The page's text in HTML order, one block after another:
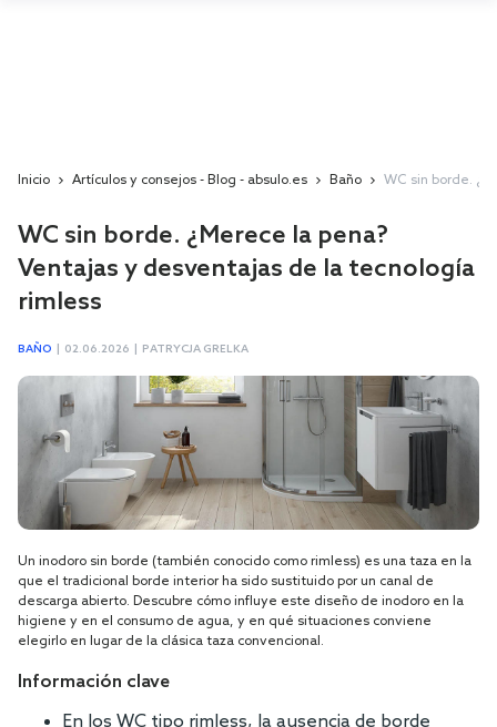
Inicio Artículos y consejos - Blog - absulo.es Baño WC sin borde.
WC sin borde. ¿Merece la pena?
Ventajas y desventajas de la tecnología
rimless
BAÑO 02.06.2026 PATRYCJA GRELKA
Un inodoro sin borde (también conocido como rimless) es una taza en la
que el tradicional borde interior ha sido sustituido por un canal de
descarga abierto. Descubre cómo influye este diseño de inodoro en la
higiene y en el consumo de agua, y en qué situaciones conviene
elegirlo en lugar de la clásica taza convencional.
Información clave
En los WC tipo rimless, la ausencia de borde